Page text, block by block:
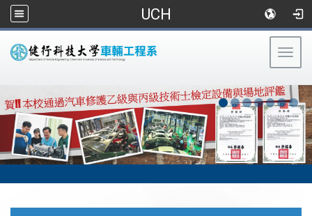
UCH